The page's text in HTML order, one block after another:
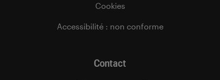
Cookies
Accessibilité : non conforme
Contact